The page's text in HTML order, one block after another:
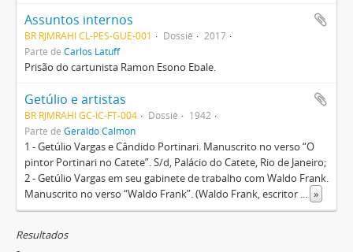
Assuntos internos
BR RJMRAHI CL-PES-GUE-001 Dossiê
2017
Parte de Carlos Latuff
Prisão do cartunista Ramon Esono Ebale.
Getúlio e artistas
BR RJMRAHI GC-IC-FT-004 Dossiê
1942
Parte de Geraldo Calmon
1 - Getúlio Vargas e Cândido Portinari. Manuscrito no verso “O
pintor Portinari no Catete”. S/d, Palácio do Catete, Rio de Janeiro;
2 - Getúlio Vargas em seu gabinete de trabalho com Waldo Frank.
Manuscrito no verso “Waldo Frank”. (Waldo Frank, escritor ... »
Resultados